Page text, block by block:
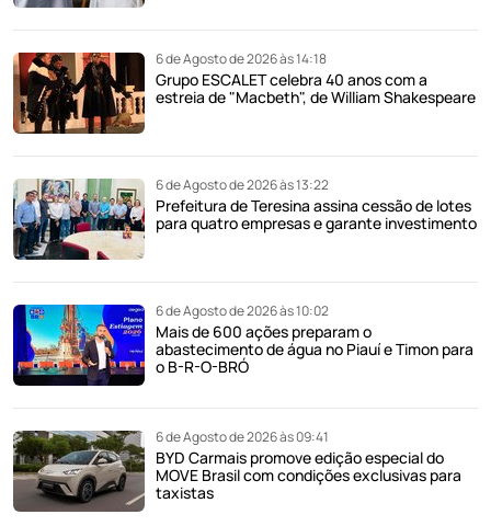
6 de Agosto de 2026 às 14:18
Grupo ESCALET celebra 40 anos com a
estreia de "Macbeth", de William Shakespeare
6 de Agosto de 2026 às 13:22
Prefeitura de Teresina assina cessão de lotes
para quatro empresas e garante investimento
6 de Agosto de 2026 às 10:02
Mais de 600 ações preparam o
abastecimento de água no Piauí e Timon para
o B-R-O-BRÓ
6 de Agosto de 2026 às 09:41
BYD Carmais promove edição especial do
MOVE Brasil com condições exclusivas para
taxistas